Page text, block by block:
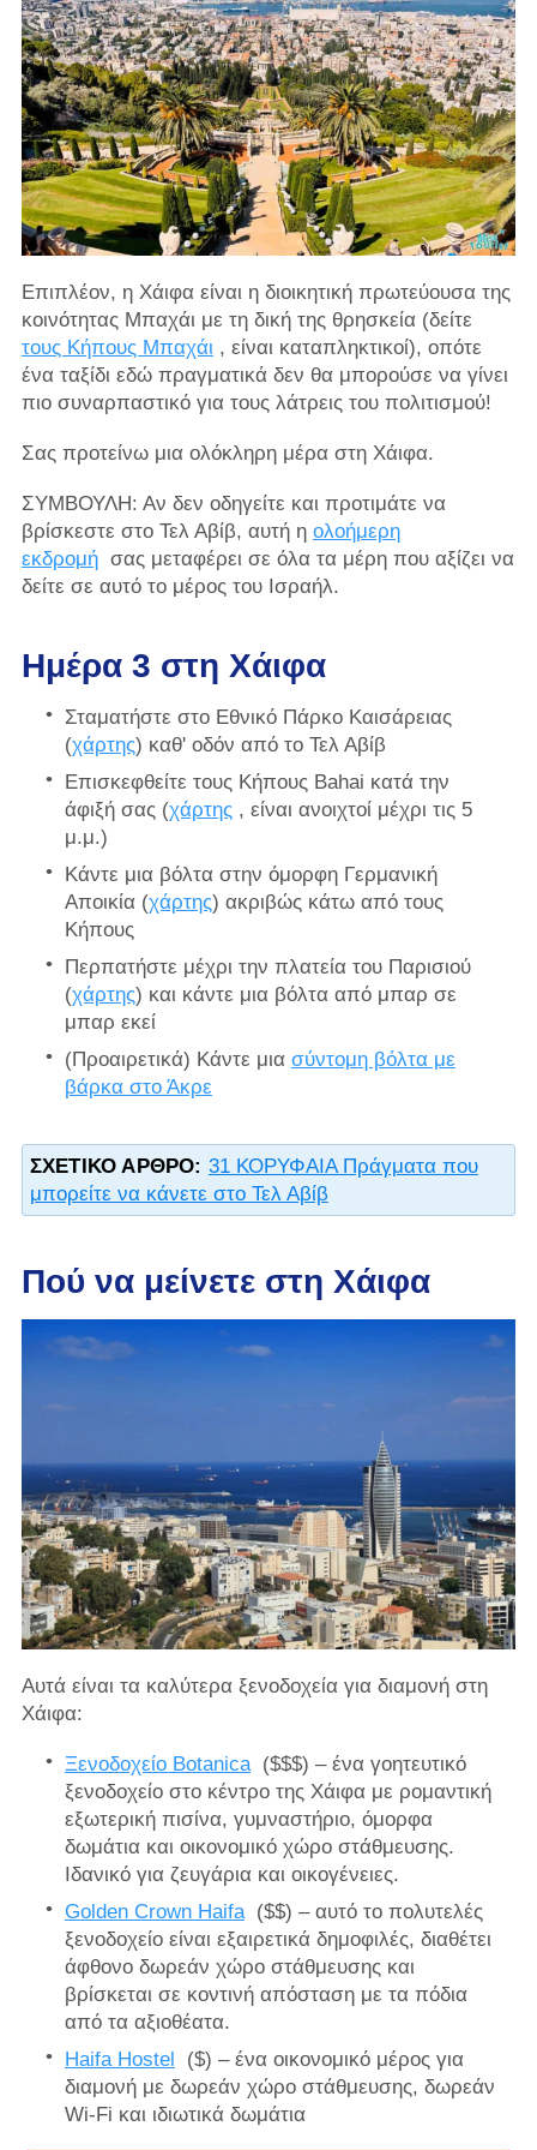
Επιπλέον, η Χάιφα είναι η διοικητική πρωτεύουσα της
κοινότητας Μπαχάι με τη δική της θρησκεία (δείτε
τους Κήπους Μπαχάι , είναι καταπληκτικοί), οπότε
ένα ταξίδι εδώ πραγματικά δεν θα μπορούσε να γίνει
πιο συναρπαστικό για τους λάτρεις του πολιτισμού!
Σας προτείνω μια ολόκληρη μέρα στη Χάιφα.
ΣΥΜΒΟΥΛΗ: Αν δεν οδηγείτε και προτιμάτε να
βρίσκεστε στο Τελ Αβίβ, αυτή η ολοήμερη
εκδρομήσας μεταφέρει σε όλα τα μέρη που αξίζει να
δείτε σε αυτό το μέρος του Ισραήλ.
Ημέρα 3 στη Χάιφα
Σταματήστε στο Εθνικό Πάρκο Καισάρειας
(χάρτης) καθ' οδόν από το Τελ Αβίβ
Επισκεφθείτε τους Κήπους Bahai κατά την
άφιξή σας (χάρτης , είναι ανοιχτοί μέχρι τις 5
μ.μ.)
Κάντε μια βόλτα στην όμορφη Γερμανική
Αποικία (χάρτης) ακριβώς κάτω από τους
Κήπους
Περπατήστε μέχρι την πλατεία του Παρισιού
(χάρτης) και κάντε μια βόλτα από μπαρ σε
μπαρ εκεί
(Προαιρετικά) Κάντε μια σύντομη βόλτα με
βάρκα στο Άκρε
ΣΧΕΤΙΚΌ ΆΡΘΡΟ: 31 ΚΟΡΥΦΑΙΑ Πράγματα που
μπορείτε να κάνετε στο Τελ Αβίβ
Πού να μείνετε στη Χάιφα
Αυτά είναι τα καλύτερα ξενοδοχεία για διαμονή στη
Χάιφα:
Ξενοδοχείο Botanica($$$) – ένα γοητευτικό
ξενοδοχείο στο κέντρο της Χάιφα με ρομαντική
εξωτερική πισίνα, γυμναστήριο, όμορφα
δωμάτια και οικονομικό χώρο στάθμευσης.
Ιδανικό για ζευγάρια και οικογένειες.
Golden Crown Haifa($$) – αυτό το πολυτελές
ξενοδοχείο είναι εξαιρετικά δημοφιλές, διαθέτει
άφθονο δωρεάν χώρο στάθμευσης και
βρίσκεται σε κοντινή απόσταση με τα πόδια
από τα αξιοθέατα.
Haifa Hostel
($) – ένα οικονομικό μέρος για
διαμονή με δωρεάν χώρο στάθμευσης, δωρεάν
Wi-Fi και ιδιωτικά δωμάτια